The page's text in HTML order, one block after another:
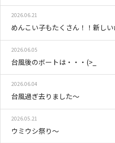
2026.06.21
めんこい子もたくさん！！新し
2026.06.05
台風後のボートは・・・(>_
2026.06.04
台風過ぎ去りました～
2026.05.21
ウミウシ祭り～